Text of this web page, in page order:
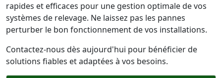
rapides et efficaces pour une gestion optimale de vos
systèmes de relevage. Ne laissez pas les pannes
perturber le bon fonctionnement de vos installations.
Contactez-nous dès aujourd'hui pour bénéficier de
solutions fiables et adaptées à vos besoins.